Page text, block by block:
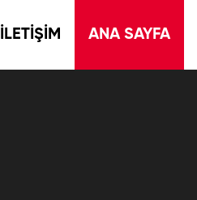
İLETİŞİM ANA SAYFA